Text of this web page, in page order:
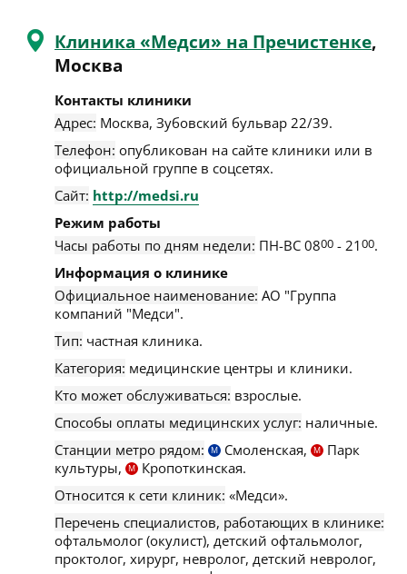
Клиника «Медси» на Пречистенке,
Москва
Контакты клиники
Адрес: Москва, Зубовский бульвар 22/39.
Телефон: опубликован на сайте клиники или в
официальной группе в соцсетях.
Сайт: http://medsi.ru
Режим работы
Часы работы по дням недели: ПН-ВС 0800 - 2100.
Информация о клинике
Официальное наименование: АО "Группа
компаний "Медси".
Тип: частная клиника.
Категория: медицинские центры и клиники.
Кто может обслуживаться: взрослые.
Способы оплаты медицинских услуг: наличные.
Станции метро рядом:
М Смоленская, М
Парк
культуры,
М
Кропоткинская.
Относится к сети клиник: «Медси».
Перечень специалистов, работающих в клинике:
офтальмолог (окулист), детский офтальмолог,
проктолог, хирург, невролог, детский невролог,